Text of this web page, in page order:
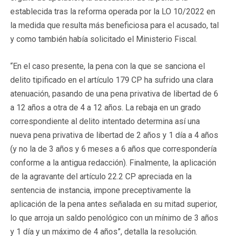
establecida tras la reforma operada por la LO 10/2022 en
la medida que resulta más beneficiosa para el acusado, tal
y como también había solicitado el Ministerio Fiscal.
“En el caso presente, la pena con la que se sanciona el
delito tipificado en el artículo 179 CP ha sufrido una clara
atenuación, pasando de una pena privativa de libertad de 6
a 12 años a otra de 4 a 12 años. La rebaja en un grado
correspondiente al delito intentado determina así una
nueva pena privativa de libertad de 2 años y 1 día a 4 años
(y no la de 3 años y 6 meses a 6 años que correspondería
conforme a la antigua redacción). Finalmente, la aplicación
de la agravante del artículo 22.2 CP apreciada en la
sentencia de instancia, impone preceptivamente la
aplicación de la pena antes señalada en su mitad superior,
lo que arroja un saldo penológico con un mínimo de 3 años
y 1 día y un máximo de 4 años”, detalla la resolución.